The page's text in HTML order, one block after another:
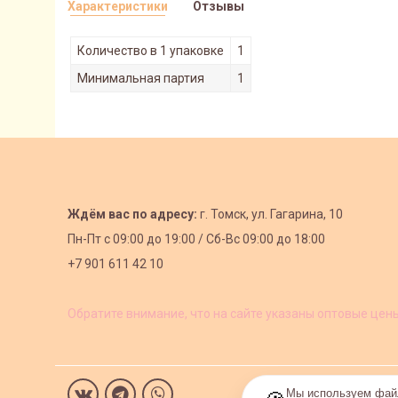
Характеристики
Количество в 1 упаковке
1
Минимальная партия
1
Отзывы
Ждём вас по адресу: г. Томск, ул. Гагарина, 10
Пн-Пт с09:00 до 19:00 /Сб-Вс 09:00 до 18:00
+7 901 611 42 10
Обратите внимание, что на сайте указаны оптовые
Мы используем